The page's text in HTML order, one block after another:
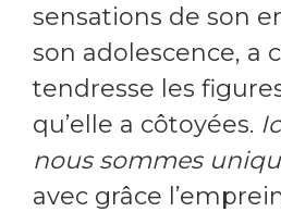
sensations de son
son adolescence, a
tendresse les
qu’elle a côtoyées.
nous sommes
avec grâce